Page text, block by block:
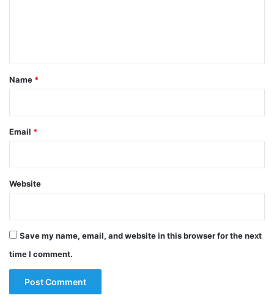
*
Name *
Email *
Website
Save my name, email, and website in this browser for the next
time I comment.